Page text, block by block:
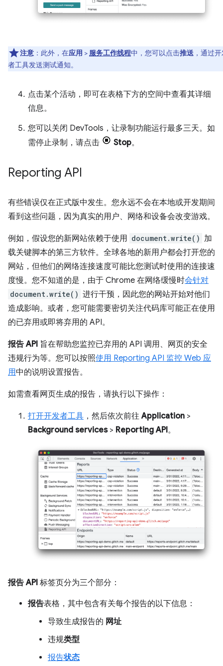
注意 ：此外，在应用 > 服务工作线程中，您可以点击推送 ，通过
者工具发送测试通知。
点击某个活动，即可在表格下方的空间中查看其详细
信息。
您可以关闭 DevTools，让录制功能运行最多三天。如
需停止录制，请点击
Stop。
Reporting API
有些错误仅在正式版中发生。您永远不会在本地或开发期间
看到这些问题，因为真实的用户、网络和设备会改变游戏。
例如，假设您的新网站依赖于使用 document.write() 加
载关键脚本的第三方软件。全球各地的新用户都会打开您的
网站，但他们的网络连接速度可能比您测试时使用的连接速
度慢。您不知道的是，由于 Chrome 在网络缓慢时会针对
document.write() 进行干预，因此您的网站开始对他们
造成影响。或者，您可能需要密切关注代码库可能正在使用
的已弃用或即将弃用的 API。
报告 API 旨在帮助您监控已弃用的 API 调用、网页的安全
违规行为等。您可以按照使用 Reporting API 监控 Web 应
用中的说明设置报告。
如需查看网页生成的报告，请执行以下操作：
打开开发者工具 ，然后依次前往Application >
Background services> Reporting API。
报告 API 标签页分为三个部分：
报告表格，其中包含有关每个报告的以下信息：
导致生成报告的 网址
违规类型
报告状态